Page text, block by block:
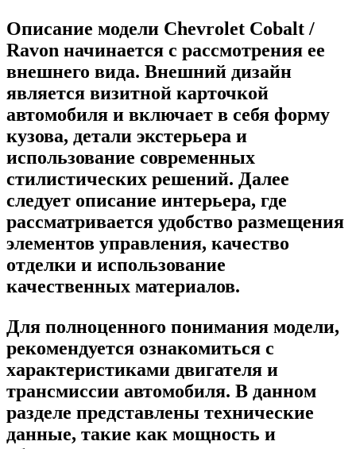
Описание модели Chevrolet Cobalt /
Ravon начинается с рассмотрения ее
внешнего вида. Внешний дизайн
является визитной карточкой
автомобиля и включает в себя форму
кузова, детали экстерьера и
использование современных
стилистических решений. Далее
следует описание интерьера, где
рассматривается удобство размещения
элементов управления, качество
отделки и использование
качественных материалов.
Для полноценного понимания модели,
рекомендуется ознакомиться с
характеристиками двигателя и
трансмиссии автомобиля. В данном
разделе представлены технические
данные, такие как мощность и